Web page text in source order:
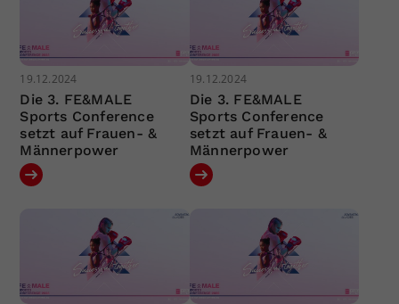
19.12.2024
Die 3. FE&MALE
Sports Conference
setzt auf Frauen- &
Männerpower
19.12.2024
Die 3. FE&MALE
Sports Conference
setzt auf Frauen- &
Männerpower